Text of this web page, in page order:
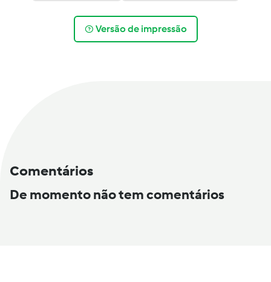
Versão de impressão
Comentários
De momento não tem comentários